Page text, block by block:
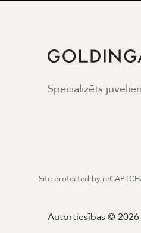
Specializēts
Site protected by
Autortiesības ©